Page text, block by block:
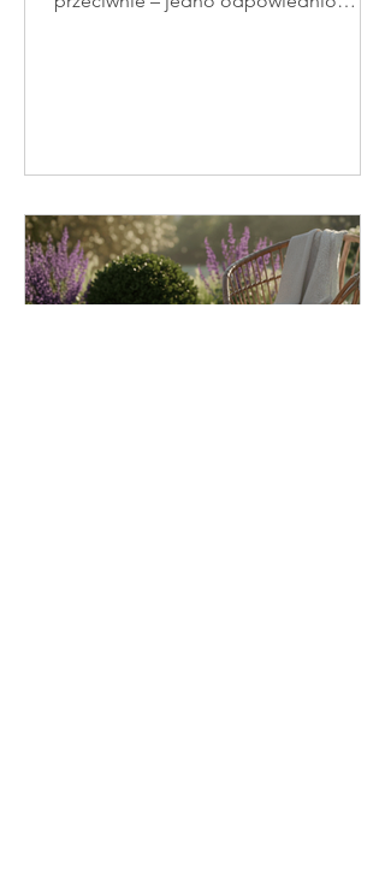
gatunków i przemyślany projekt
kompaktowym pokroju, które idealnie
sprawdzają się w małych ogrodach, nie
przytłaczając przestrzeni. W tym